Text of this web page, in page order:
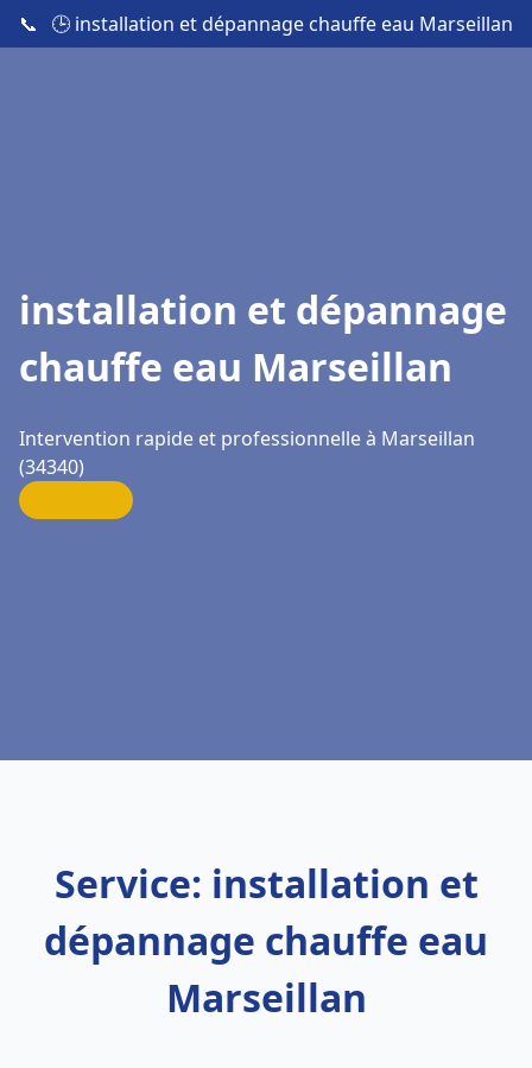
📞 🕒 installation et dépannage chauffe eau Marseillan
installation et dépannage
chauffe eau Marseillan
Intervention rapide et professionnelle à Marseillan
(34340)
Service: installation et
dépannage chauffe eau
Marseillan